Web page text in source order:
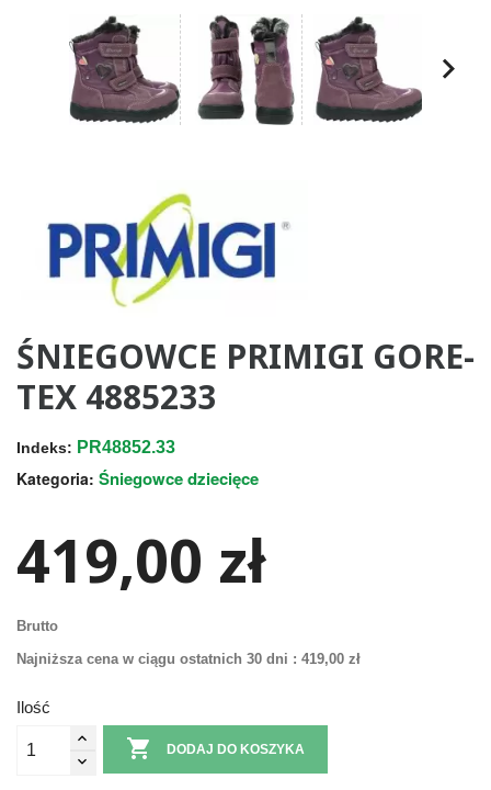
ŚNIEGOWCE PRIMIGI GORE-
TEX 4885233
Indeks: PR48852.33
Kategoria: Śniegowce dziecięce
419,00 zł
Brutto
Najniższa cena w ciągu ostatnich 30 dni : 419,00 zł
Ilość
 DODAJ DO KOSZYKA